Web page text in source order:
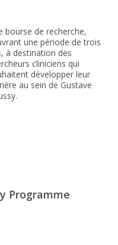
bourse de recherche,
une période de trois
à destination des
cliniciens qui
développer leur
au sein de Gustave
Programme